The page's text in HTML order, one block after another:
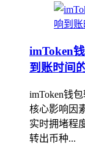
imToken
到账时间
imToken钱
核心影响因
实时拥堵程
转出币种...